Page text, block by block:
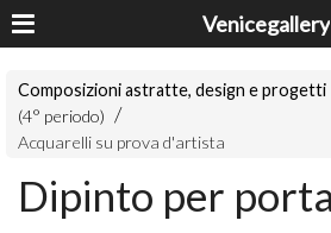
Venicegallery
Composizioni astratte, design e progetti
(4° periodo)
Acquarelli su prova d'artista
Dipinto per